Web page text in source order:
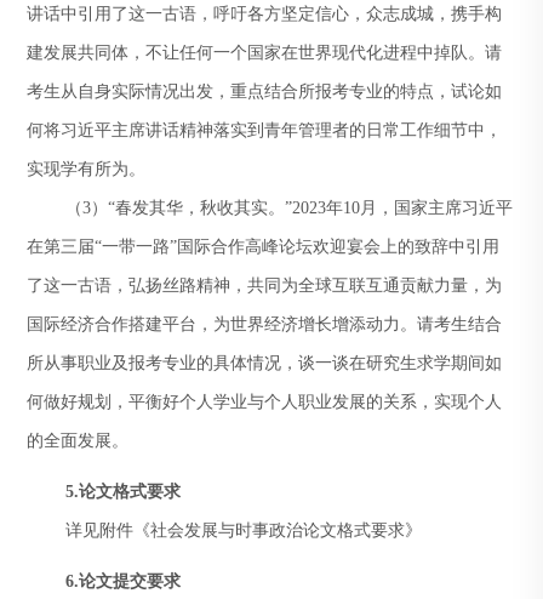
讲话中引用了这一古语，呼吁各方坚定信心，众志成城，携手构
建发展共同体，不让任何一个国家在世界现代化进程中掉队。请
考生从自身实际情况出发，重点结合所报考专业的特点，试论如
何将习近平主席讲话精神落实到青年管理者的日常工作细节中，
实现学有所为。
（3）“春发其华，秋收其实。”2023年10月，国家主席习近平
在第三届“一带一路”国际合作高峰论坛欢迎宴会上的致辞中引用
了这一古语，弘扬丝路精神，共同为全球互联互通贡献力量，为
国际经济合作搭建平台，为世界经济增长增添动力。请考生结合
所从事职业及报考专业的具体情况，谈一谈在研究生求学期间如
何做好规划，平衡好个人学业与个人职业发展的关系，实现个人
的全面发展。
5.论文格式要求
详见附件《社会发展与时事政治论文格式要求》
6.论文提交要求